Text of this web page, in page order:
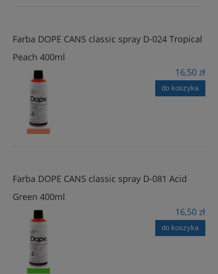
Farba DOPE CANS classic spray D-024 Tropical
Peach 400ml
16,50 zł
do koszyka
Farba DOPE CANS classic spray D-081 Acid
Green 400ml
16,50 zł
do koszyka